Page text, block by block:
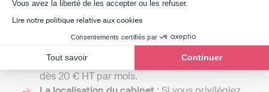
Vous avez la liberté de les accepter ou les refuser.
Lire notre politique relative aux cookies
Consentements certifiés par
Tout savoir Continuer
votre entreprise requiert une comptabilité plus
élaborée, comprenant la gestion de la paie ou
l'établissement d’un budget prévisionnel. Avec
Indy, vous pouvez tenir votre comptabilité et
transmettre vos déclarations fiscales en ligne
dès 20 € HT par mois.